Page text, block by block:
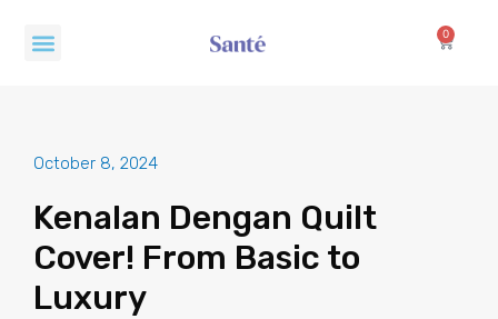
content
Menu 0 Cart
October 8, 2024
Kenalan Dengan Quilt
Cover! From Basic to
Luxury